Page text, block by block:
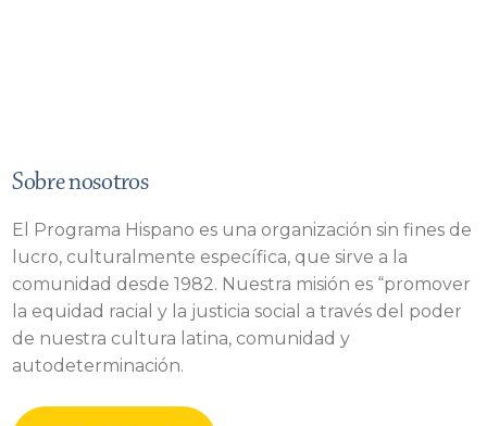
Sobre nosotros
El Programa Hispano es una organización sin fines de
lucro, culturalmente específica, que sirve a la
comunidad desde 1982. Nuestra misión es “promover
la equidad racial y la justicia social a través del poder
de nuestra cultura latina, comunidad y
autodeterminación.